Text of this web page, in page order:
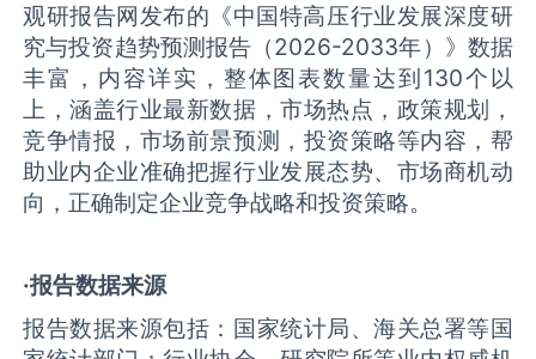
观研报告网发布的《中国特高压‌行业发展深度研
究与投资趋势预测报告（2026-2033年）》数据
丰富，内容详实，整体图表数量达到130个以
上，涵盖行业最新数据，市场热点，政策规划，
竞争情报，市场前景预测，投资策略等内容，帮
助业内企业准确把握行业发展态势、市场商机动
向，正确制定企业竞争战略和投资策略。
·报告数据来源
报告数据来源包括：国家统计局、海关总署等国